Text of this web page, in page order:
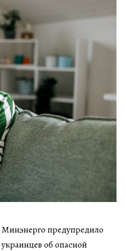
Минэнерго предупредило
украинцев об опасной